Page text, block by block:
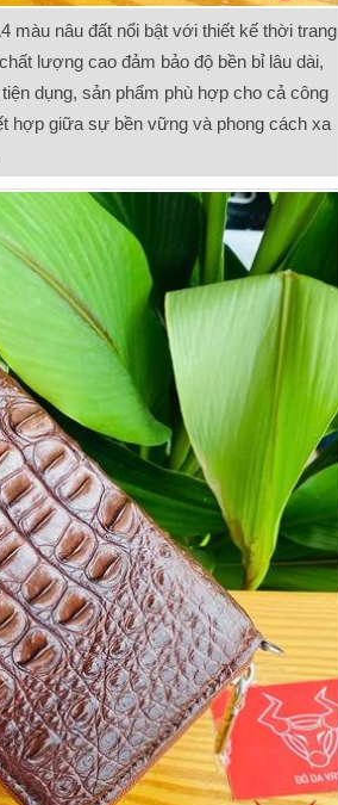
màu nâu đất nổi bật với thiết kế thời trang
lượng cao đảm bảo độ bền bỉ lâu dài,
dụng, sản phẩm phù hợp cho cả công
hợp giữa sự bền vững và phong cách xa